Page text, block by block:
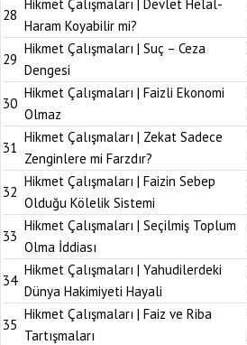
28
Hikmet Çalışmaları | Devlet Helal-
Haram Koyabilir mi?
29
Hikmet Çalışmaları | Suç – Ceza
Dengesi
30
Hikmet Çalışmaları | Faizli Ekonomi
Olmaz
31
Hikmet Çalışmaları | Zekat Sadece
Zenginlere mi Farzdır?
32
Hikmet Çalışmaları | Faizin Sebep
Olduğu Kölelik Sistemi
33
Hikmet Çalışmaları | Seçilmiş Toplum
Olma İddiası
34
Hikmet Çalışmaları | Yahudilerdeki
Dünya Hakimiyeti Hayali
35
Hikmet Çalışmaları | Faiz ve Riba
Tartışmaları